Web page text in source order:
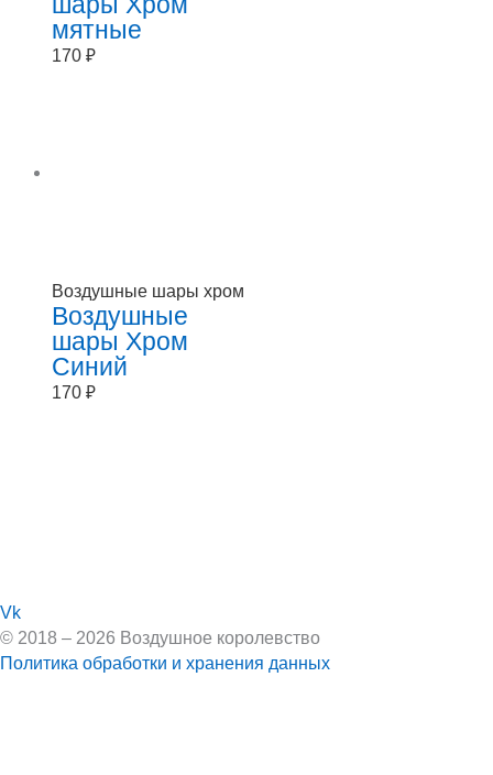
мятные
170 ₽
Воздушные шары хром
Воздушные
шары Хром
Синий
170 ₽
Vk
© 2018 – 2026 Воздушное королевство
Политика обработки и хранения данных